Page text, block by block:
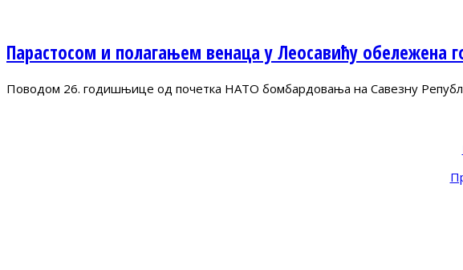
Парастосом и полагањем венаца у Леосавићу обележена
Поводом 26. годишњице од почетка НАТО бомбардовања на Савезну